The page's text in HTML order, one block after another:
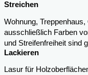
Streichen
Wohnung,
ausschließlich Farben
und Streifenfreiheit sind
Lackieren
Lasur für